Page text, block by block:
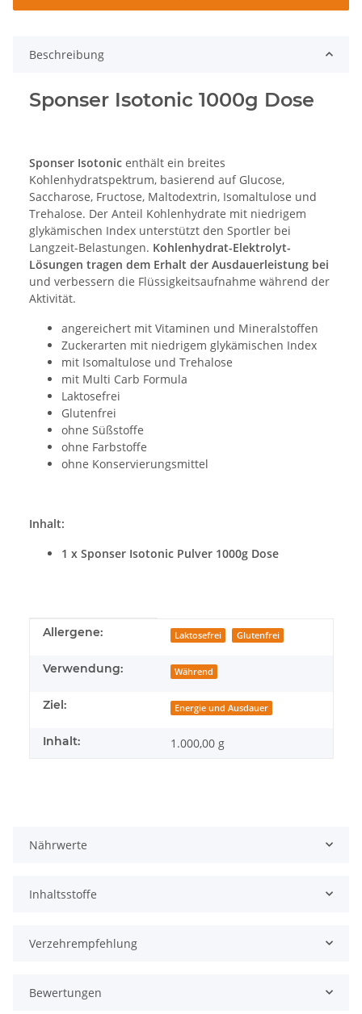
Beschreibung
Sponser Isotonic 1000g Dose
Sponser Isotonic enthält ein breites
Kohlenhydratspektrum, basierend auf Glucose,
Saccharose, Fructose, Maltodextrin, Isomaltulose und
Trehalose. Der Anteil Kohlenhydrate mit niedrigem
glykämischen Index unterstützt den Sportler bei
Langzeit-Belastungen. Kohlenhydrat-Elektrolyt-
Lösungen tragen dem Erhalt der Ausdauerleistung bei
und verbessern die Flüssigkeitsaufnahme während der
Aktivität.
angereichert mit Vitaminen und Mineralstoffen
Zuckerarten mit niedrigem glykämischen Index
mit Isomaltulose und Trehalose
mit Multi Carb Formula
Laktosefrei
Glutenfrei
ohne Süßstoffe
ohne Farbstoffe
ohne Konservierungsmittel
Inhalt:
1 x Sponser Isotonic Pulver 1000g Dose
Produkteigenschaft
Wert
Allergene: Laktosefrei Glutenfrei
Verwendung: Während
Ziel: Energie und Ausdauer
Inhalt: 1.000,00 g
Nährwerte
Inhaltsstoffe
Verzehrempfehlung
Bewertungen